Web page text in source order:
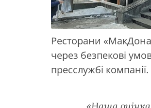
Ресторани
через безпекові
пресслужбі компанії.